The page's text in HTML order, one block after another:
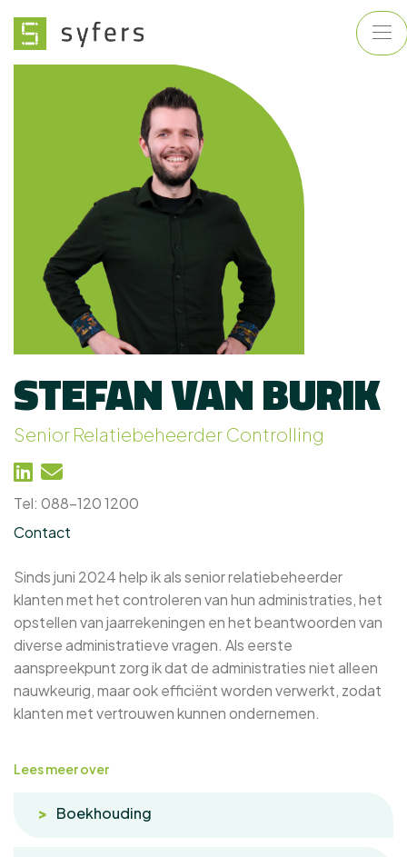
STEFAN VAN BURIK
Senior Relatiebeheerder Controlling
Tel: 088-120 1200
Contact
Sinds juni 2024 help ik als senior relatiebeheerder
klanten met het controleren van hun administraties, het
opstellen van jaarrekeningen en het beantwoorden van
diverse administratieve vragen. Als eerste
aanspreekpunt zorg ik dat de administraties niet alleen
nauwkeurig, maar ook efficiënt worden verwerkt, zodat
klanten met vertrouwen kunnen ondernemen.
Lees meer over
Boekhouding